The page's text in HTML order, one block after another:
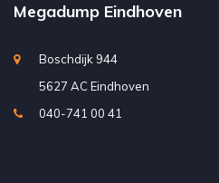
Megadump Eindhoven
Boschdijk 944
5627 AC Eindhoven
040-741 00 41